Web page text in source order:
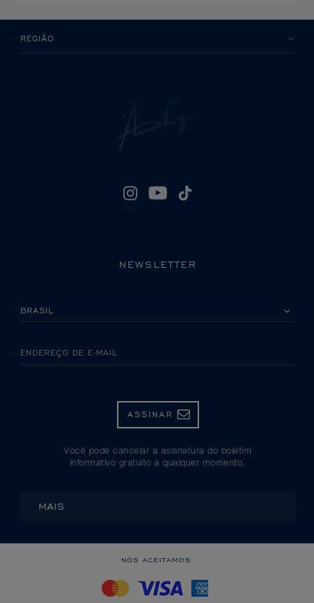
REGIÃO
NEWSLETTER
ENDEREÇO DE E-MAIL
ASSINAR
Você pode cancelar a assinatura do boletim
informativo gratuito a qualquer momento.
MAIS
NÓS ACEITAMOS: